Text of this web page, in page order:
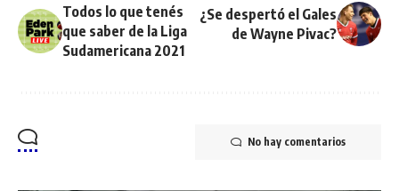
Todos lo que tenés
que saber de la Liga
Sudamericana 2021
¿Se despertó el Gales
de Wayne Pivac?
No hay comentarios